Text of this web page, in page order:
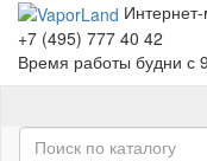
+7 (495) 777 40 42
Время работы будни с